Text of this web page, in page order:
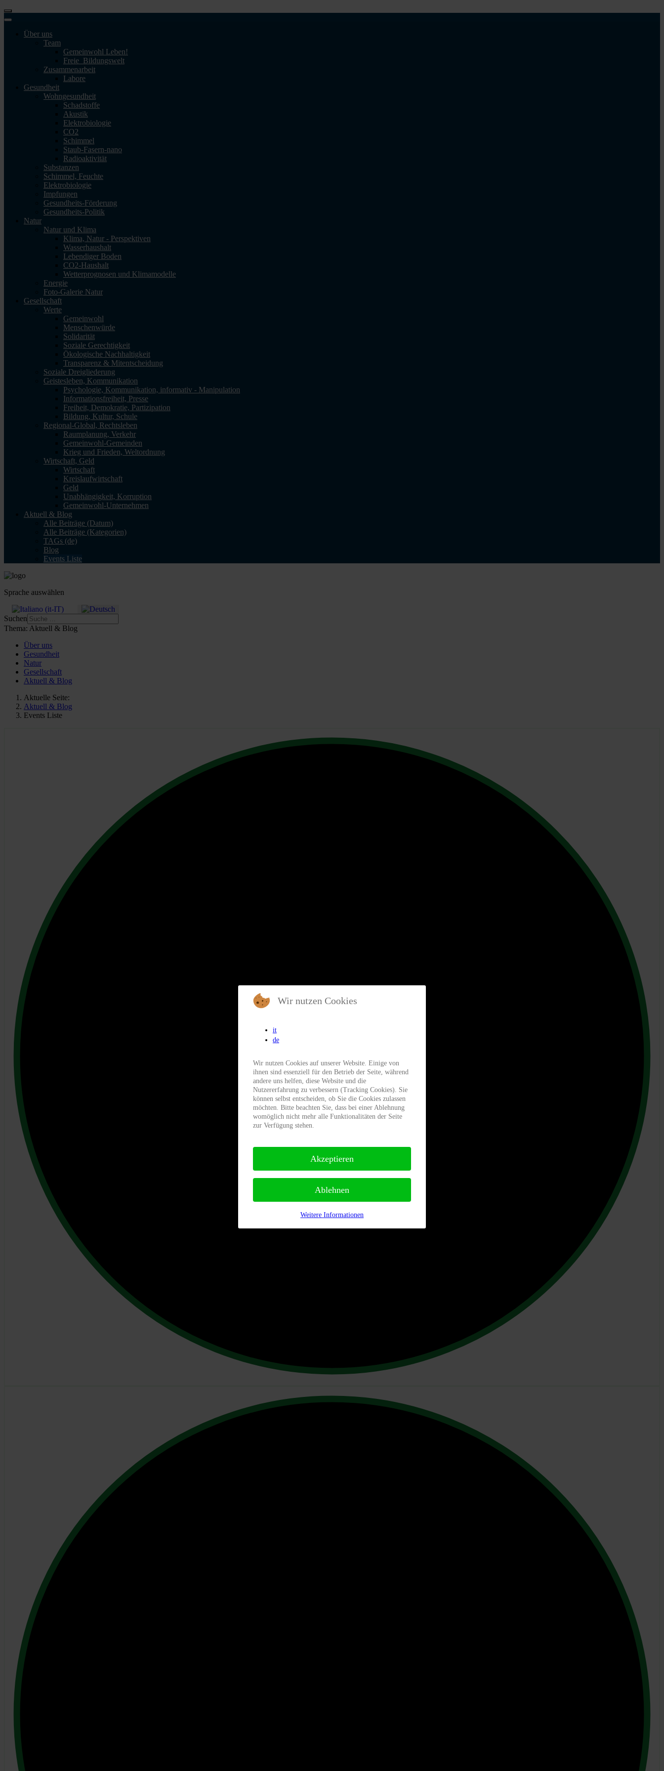
Über uns
Team
Gemeinwohl Leben!
Freie_Bildungswelt
Zusammenarbeit
Labore
Gesundheit
Wohngesundheit
Schadstoffe
Akustik
Elektrobiologie
CO2
Schimmel
Staub-Fasern-nano
Radioaktivität
Substanzen
Schimmel, Feuchte
Elektrobiologie
Impfungen
Gesundheits-Förderung
Gesundheits-Politik
Natur
Natur und Klima
Klima, Natur - Perspektiven
Wasserhaushalt
Lebendiger Boden
CO2-Haushalt
Wetterprognosen und Klimamodelle
Energie
Foto-Galerie Natur
Gesellschaft
Werte
Gemeinwohl
Menschenwürde
Solidarität
Soziale Gerechtigkeit
Ökologische Nachhaltigkeit
Transparenz & Mitentscheidung
Soziale Dreigliederung
Geistesleben, Kommunikation
Psychologie, Kommunikation, informativ - Manipulation
Informationsfreiheit, Presse
Freiheit, Demokratie, Partizipation
Bildung, Kultur, Schule
Regional-Global, Rechtsleben
Raumplanung, Verkehr
Gemeinwohl-Gemeinden
Krieg und Frieden, Weltordnung
Wirtschaft, Geld
Wirtschaft
Kreislaufwirtschaft
Geld
Unabhängigkeit, Korruption
Gemeinwohl-Unternehmen
Aktuell & Blog
Alle Beiträge (Datum)
Alle Beiträge (Kategorien)
TAGs (de)
Blog
Events Liste
Sprache auswählen
Suchen
Thema: Aktuell & Blog
Über uns
Gesundheit
Natur
Gesellschaft
Aktuell & Blog
Aktuelle Seite:
Aktuell & Blog
Events Liste
Wir nutzen Cookies
it
de
Wir nutzen Cookies auf unserer Website. Einige von
ihnen sind essenziell für den Betrieb der Seite, während
andere uns helfen, diese Website und die
Nutzererfahrung zu verbessern (Tracking Cookies). Sie
können selbst entscheiden, ob Sie die Cookies zulassen
möchten. Bitte beachten Sie, dass bei einer Ablehnung
womöglich nicht mehr alle Funktionalitäten der Seite
zur Verfügung stehen.
Akzeptieren
Ablehnen
Weitere Informationen